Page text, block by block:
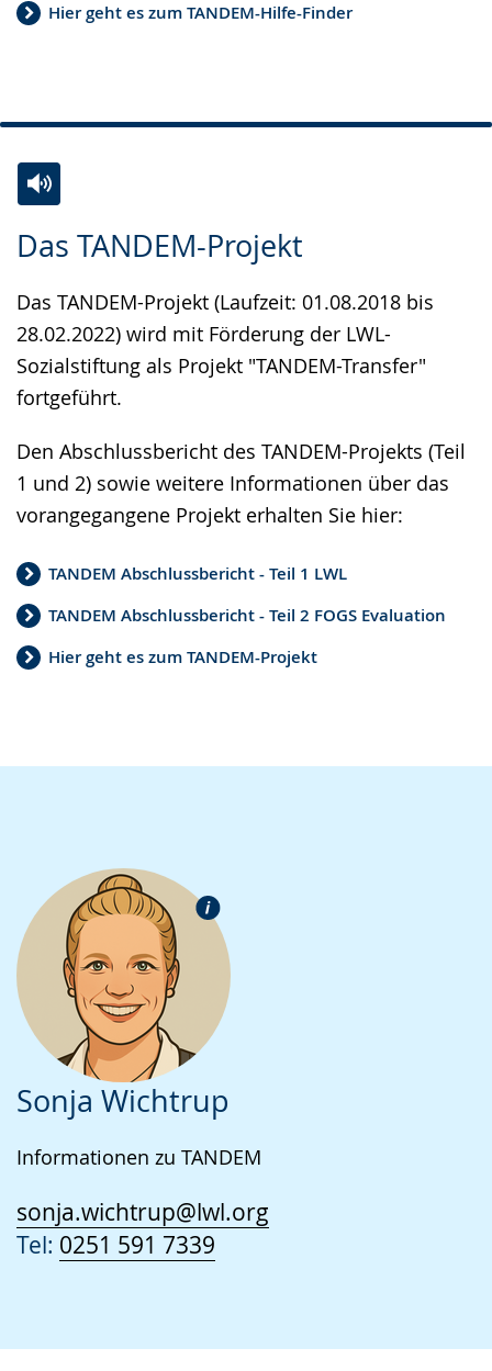
Hier geht es zum TANDEM-Hilfe-Finder
Das TANDEM-Projekt
Das TANDEM-Projekt (Laufzeit: 01.08.2018 bis
28.02.2022) wird mit Förderung der LWL-
Sozialstiftung als Projekt "TANDEM-Transfer"
fortgeführt.
Den Abschlussbericht des TANDEM-Projekts (Teil
1 und 2) sowie weitere Informationen über das
vorangegangene Projekt erhalten Sie hier:
TANDEM Abschlussbericht - Teil 1 LWL
TANDEM Abschlussbericht - Teil 2 FOGS Evaluation
Hier geht es zum TANDEM-Projekt
Leichten
wechseln.
Audio-
Video
Deutscher
Gebärdensprache
wird
angezeigt.
Sonja Wichtrup
Informationen zu TANDEM
sonja.wichtrup@lwl.org
Tel: 0251 591 7339